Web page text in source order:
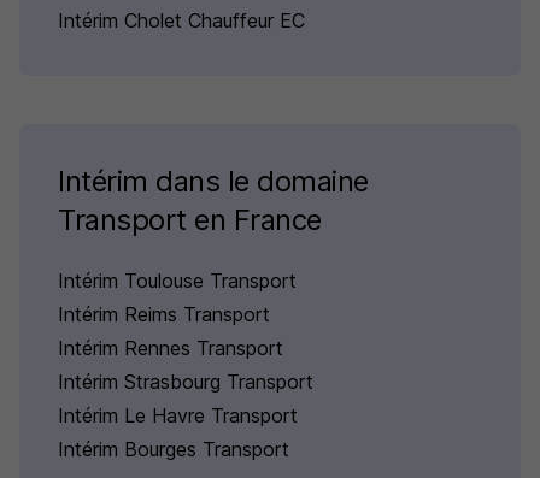
Intérim Cholet Chauffeur EC
Intérim dans le domaine
Transport en France
Intérim Toulouse Transport
Intérim Reims Transport
Intérim Rennes Transport
Intérim Strasbourg Transport
Intérim Le Havre Transport
Intérim Bourges Transport